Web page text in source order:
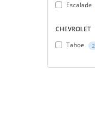
Escalade
CHEVROLET
Tahoe
2